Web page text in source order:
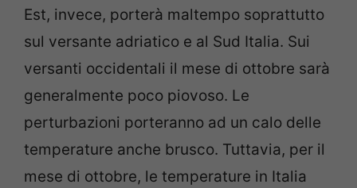
Est, invece, porterà maltempo soprattutto
sul versante adriatico e al Sud Italia. Sui
versanti occidentali il mese di ottobre sarà
generalmente poco piovoso. Le
perturbazioni porteranno ad un calo delle
temperature anche brusco. Tuttavia, per il
mese di ottobre, le temperature in Italia